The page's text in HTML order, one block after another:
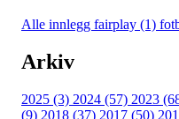
Alle innlegg fairplay (1)
Arkiv
2025 (3) 2024 (57) 2023
(9) 2018 (37) 2017 (50)